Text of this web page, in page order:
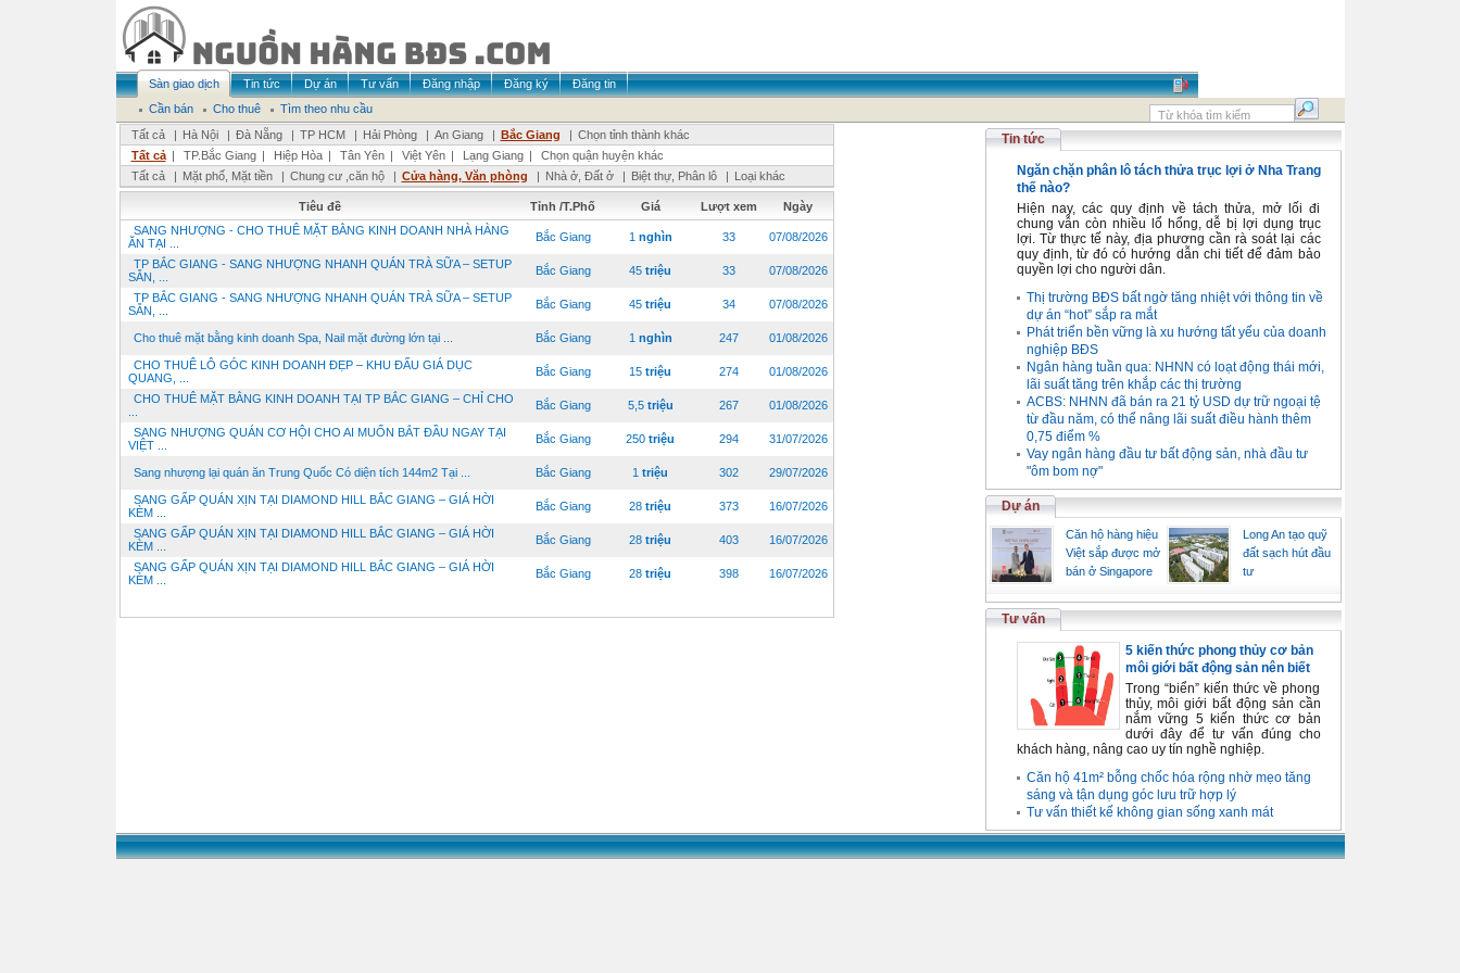
Sàn giao dịch Tin tức Dự án Tư vấn Đăng nhập Đăng ký
Đăng tin
Cần bán
Cho thuê
Tìm theo nhu cầu
Tất cả
| Hà Nội | Đà Nẵng | TP HCM | Hải Phòng | An Giang | Bắc Giang | Chọn tỉnh thành khác
Tất cả | TP.Bắc Giang | Hiệp Hòa | Tân Yên | Việt Yên | Lạng Giang |
Chọn quận huyện khác
Tất cả
| Mặt phố, Mặt tiền | Chung cư ,căn hộ | Cửa hàng, Văn phòng | Nhà ở, Đất ở | Biệt thự, Phân lô | Loại khác
Tiêu đề Tỉnh /T.Phố Giá Lượt xem
Ngày
SANG NHƯỢNG - CHO THUÊ MẶT BẰNG KINH DOANH NHÀ HÀNG
ĂN TẠI ...
Bắc Giang 1 nghìn 33 07/08/2026
TP BẮC GIANG - SANG NHƯỢNG NHANH QUÁN TRÀ SỮA – SETUP
SẴN, ...
Bắc Giang 45 triệu 33 07/08/2026
TP BẮC GIANG - SANG NHƯỢNG NHANH QUÁN TRÀ SỮA – SETUP
SẴN, ...
Bắc Giang 45 triệu 34 07/08/2026
Cho thuê mặt bằng kinh doanh Spa, Nail mặt đường lớn tại ... Bắc Giang 1 nghìn 247 01/08/2026
CHO THUÊ LÔ GÓC KINH DOANH ĐẸP – KHU ĐẤU GIÁ DỤC
QUANG, ...
Bắc Giang 15 triệu 274 01/08/2026
CHO THUÊ MẶT BẰNG KINH DOANH TẠI TP BẮC GIANG – CHỈ CHO
Bắc Giang 5,5 triệu 267 01/08/2026
SANG NHƯỢNG QUÁN CƠ HỘI CHO AI MUỐN BẮT ĐẦU NGAY TẠI
VIỆT ...
Bắc Giang 250 triệu 294 31/07/2026
Sang nhượng lại quán ăn Trung Quốc Có diện tích 144m2 Tại ... Bắc Giang 1 triệu 302 29/07/2026
SANG GẤP QUÁN XỊN TẠI DIAMOND HILL BẮC GIANG – GIÁ HỜI
KÈM ...
Bắc Giang 28 triệu 373 16/07/2026
SANG GẤP QUÁN XỊN TẠI DIAMOND HILL BẮC GIANG – GIÁ HỜI
KÈM ...
Bắc Giang 28 triệu 403 16/07/2026
SANG GẤP QUÁN XỊN TẠI DIAMOND HILL BẮC GIANG – GIÁ HỜI
KÈM ...
Bắc Giang 28 triệu 398 16/07/2026
Tin tức
Ngăn chặn phân lô tách thửa trục lợi ở Nha Trang
thế nào?
Hiện nay, các quy định về tách thửa, mở lối đi
chung vẫn còn nhiều lổ hổng, dễ bị lợi dụng trục
lợi. Từ thực tế này, địa phương cần rà soát lại các
quy định, từ đó có hướng dẫn chi tiết để đảm bảo
quyền lợi cho người dân.
Thị trường BĐS bất ngờ tăng nhiệt với thông tin về
dự án “hot” sắp ra mắt
Phát triển bền vững là xu hướng tất yếu của doanh
nghiệp BĐS
Ngân hàng tuần qua: NHNN có loạt động thái mới,
lãi suất tăng trên khắp các thị trường
ACBS: NHNN đã bán ra 21 tỷ USD dự trữ ngoại tệ
từ đầu năm, có thể nâng lãi suất điều hành thêm
0,75 điểm %
Vay ngân hàng đầu tư bất động sản, nhà đầu tư
"ôm bom nợ"
Dự án
Căn hộ hàng hiệu
Việt sắp được mở
bán ở Singapore
Long An tạo quỹ
đất sạch hút đầu
tư
Tư vấn
5 kiến thức phong thủy cơ bản
môi giới bất động sản nên biết
Trong “biển” kiến thức về phong
thủy, môi giới bất động sản cần
nắm vững 5 kiến thức cơ bản
dưới đây để tư vấn đúng cho
khách hàng, nâng cao uy tín nghề nghiệp.
Căn hộ 41m² bỗng chốc hóa rộng nhờ mẹo tăng
sáng và tận dụng góc lưu trữ hợp lý
Tư vấn thiết kế không gian sống xanh mát